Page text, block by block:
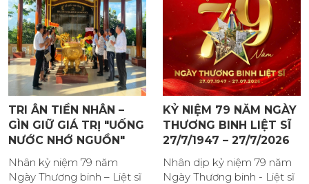
TRI ÂN TIỀN NHÂN –
GÌN GIỮ GIÁ TRỊ "UỐNG
NƯỚC NHỚ NGUỒN"
Nhân kỷ niệm 79 năm
Ngày Thương binh – Liệt sĩ
KỶ NIỆM 79 NĂM NGÀY
THƯƠNG BINH LIỆT SĨ
27/7/1947 – 27/7/2026
Nhân dịp kỷ niệm 79 năm
Ngày Thương binh - Liệt sĩ